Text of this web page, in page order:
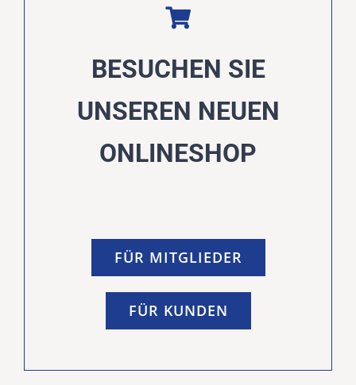
BESUCHEN SIE
UNSEREN NEUEN
ONLINESHOP
FÜR MITGLIEDER
FÜR KUNDEN